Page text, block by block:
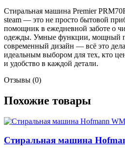
Стиральная машина Premier
steam — это не просто бытовой
помощник в ежедневной заботе о
одежды. Умные функции, мощный
современный дизайн — всё это
идеальным выбором для тех, кто
и удобство в каждой детали.
Отзывы (0)
Похожие товары
Стиральная машина